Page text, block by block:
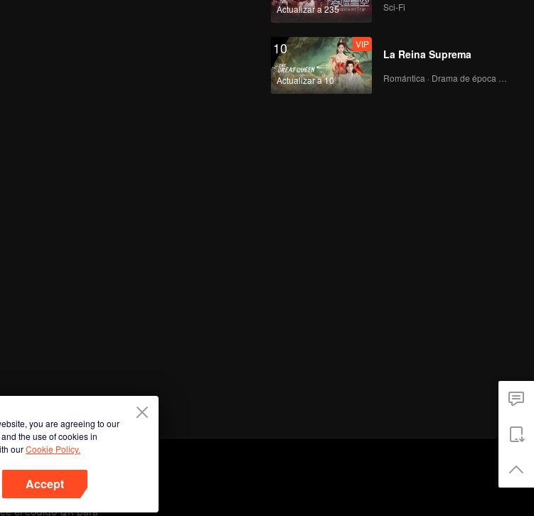
Actualizar a 235 Sci-Fi
10
Actualizar a 10
VIP
La Reina Suprema
you are agreeing to our
and the use of cookies in
ourCookie Policy.
Accept
el código QR para